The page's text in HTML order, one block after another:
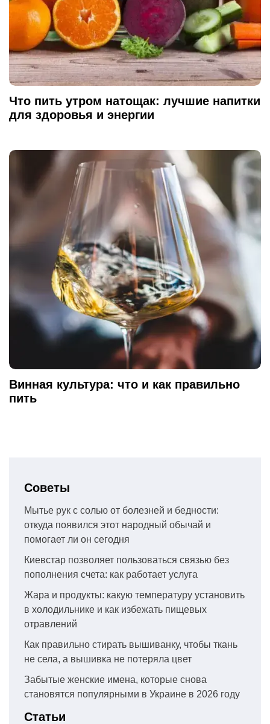
Что пить утром натощак: лучшие напитки
для здоровья и энергии
Винная культура: что и как правильно
пить
Советы
Мытье рук с солью от болезней и бедности:
откуда появился этот народный обычай и
помогает ли он сегодня
Киевстар позволяет пользоваться связью без
пополнения счета: как работает услуга
Жара и продукты: какую температуру установить
в холодильнике и как избежать пищевых
отравлений
Как правильно стирать вышиванку, чтобы ткань
не села, а вышивка не потеряла цвет
Забытые женские имена, которые снова
становятся популярными в Украине в 2026 году
Статьи